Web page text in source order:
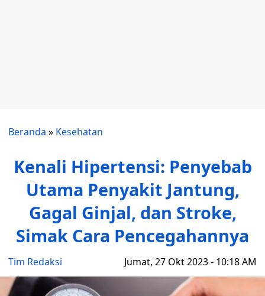
Beranda » Kesehatan
Kenali Hipertensi: Penyebab
Utama Penyakit Jantung,
Gagal Ginjal, dan Stroke,
Simak Cara Pencegahannya
Tim Redaksi Jumat, 27 Okt 2023 - 10:18 AM